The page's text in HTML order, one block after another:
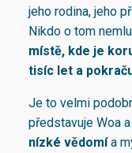
jeho rodina, jeho
Nikdo o tom
místě, kde je
tisíc let a
Je to velmi
představuje Woa
nízké vědomía